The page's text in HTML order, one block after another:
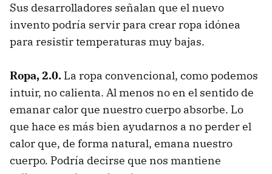
Sus desarrolladores señalan que el nuevo
invento podría servir para crear ropa idónea
para resistir temperaturas muy bajas.
Ropa, 2.0. La ropa convencional, como podemos
intuir, no calienta. Al menos no en el sentido de
emanar calor que nuestro cuerpo absorbe. Lo
que hace es más bien ayudarnos a no perder el
calor que, de forma natural, emana nuestro
cuerpo. Podría decirse que nos mantiene